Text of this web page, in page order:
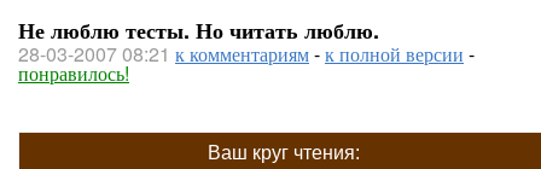
Не люблю тесты. Но читать люблю.
28-03-2007 08:21 к комментариям-к полной версии -
понравилось!
Ваш круг чтения: